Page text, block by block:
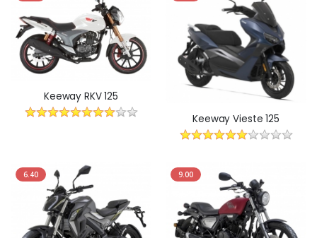
Keeway RKV 125
Keeway Vieste 125
6.40 9.00